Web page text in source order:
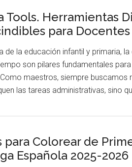
Tools. Herramientas
para Docentes
de la educación infantil y primaria,
son pilares fundamentales para
maestros, siempre buscamos
las tareas administrativas, sino
para Colorear de
Española 2025-2026